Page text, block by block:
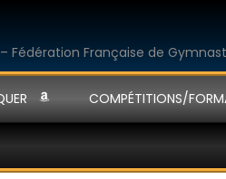
COMPÉTITIONS/